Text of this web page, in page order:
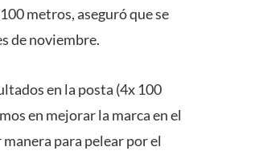
metros, aseguró que se
de noviembre.
en la posta (4x 100
en mejorar la marca en el
para pelear por el